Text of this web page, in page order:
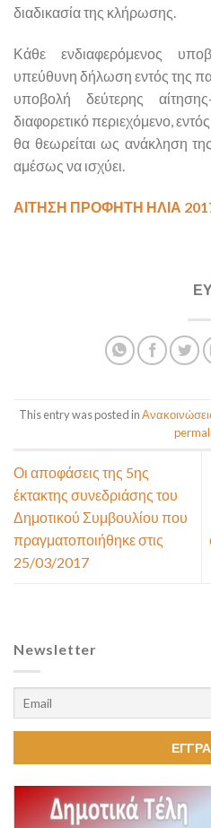
διαδικασία της κλήρωσης.
Κάθε ενδιαφερόμενος
υπεύθυνη δήλωση εντός της
υποβολή δεύτερης
διαφορετικό περιεχόμενο,
θα θεωρείται ως ανάκληση
αμέσως να ισχύει.
ΑΙΤΗΣΗ ΠΡΟΦΗΤΗ ΗΛΙΑ
This entry was posted in
Οι αποφάσεις της 5ης
έκτακτης συνεδριάσης του
Δημοτικού Συμβουλίου που
πραγματοποιήθηκε στις
25/03/2017
Newsletter